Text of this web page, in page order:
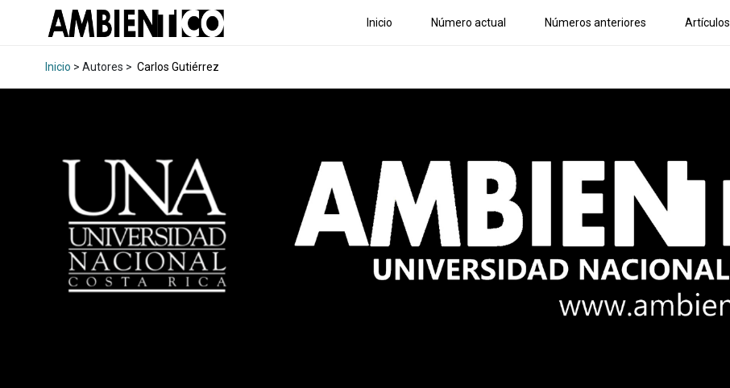
Inicio Número actual Números anteriores Artículos
Inicio > Autores > Carlos Gutiérrez